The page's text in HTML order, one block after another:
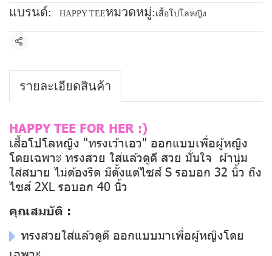
แบรนด์: HAPPY TEEหมวดหมู่: เสื้อโปโลหญิง
แชร์
รายละเอียดสินค้า
HAPPY TEE FOR HER :)
เสื้อโปโลหญิง "ทรงเว้าเอว" ออกแบบเพื่อผู้หญิง
โดยเฉพาะ ทรงสวย ใส่แล้วดูดี สวย มั่นใจ ผ้านุ่ม
ใส่สบาย ไม่ต้องรีด มีตั้งแต่ไซส์ S รอบอก 32 นิ้ว ถึง
ไซส์ 2XL รอบอก 40 นิ้ว
คุณสมบัติ :
ทรงสวยใส่แล้วดูดี ออกแบบมาเพื่อผู้หญิงโดย
เฉพาะ